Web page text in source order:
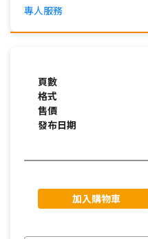
專人服務
頁數
格式
售價
發布日期
加入購物車